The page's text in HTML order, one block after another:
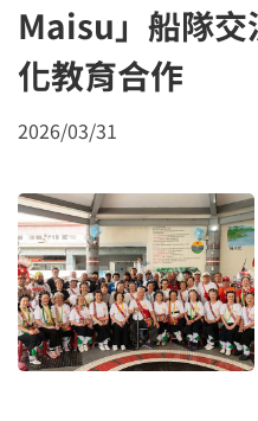
Maisu」船隊交
化教育合作
2026/03/31